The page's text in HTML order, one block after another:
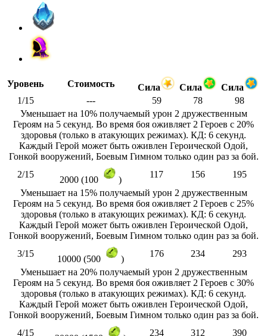
Уровень Стоимость Сила Сила
Сила
1/15
--- 59 78
98
Уменьшает на 10% получаемый урон 2 дружественным
Героям на 5 секунд. Во время боя оживляет 2 Героев с 20%
здоровья (только в атакующих режимах). КД: 6 секунд.
Каждый Герой может быть оживлен Героической Одой,
Гонкой вооружений, Боевым Гимном только один раз за бой.
2/15
2000 (100 )
117 156
195
Уменьшает на 15% получаемый урон 2 дружественным
Героям на 5 секунд. Во время боя оживляет 2 Героев с 25%
здоровья (только в атакующих режимах). КД: 6 секунд.
Каждый Герой может быть оживлен Героической Одой,
Гонкой вооружений, Боевым Гимном только один раз за бой.
3/15
10000 (500 )
176 234
293
Уменьшает на 20% получаемый урон 2 дружественным
Героям на 5 секунд. Во время боя оживляет 2 Героев с 30%
здоровья (только в атакующих режимах). КД: 6 секунд.
Каждый Герой может быть оживлен Героической Одой,
Гонкой вооружений, Боевым Гимном только один раз за бой.
4/15
234 312
390